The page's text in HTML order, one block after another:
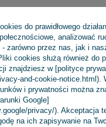
do prawidłowego
analizować
- zarówno przez nas, jak i
cookies służą również do
znajdziesz w [polityce
and-cookie-notice.html).
i prywatności można
Google]
privacy/). Akceptacja
na ich zapisywanie na